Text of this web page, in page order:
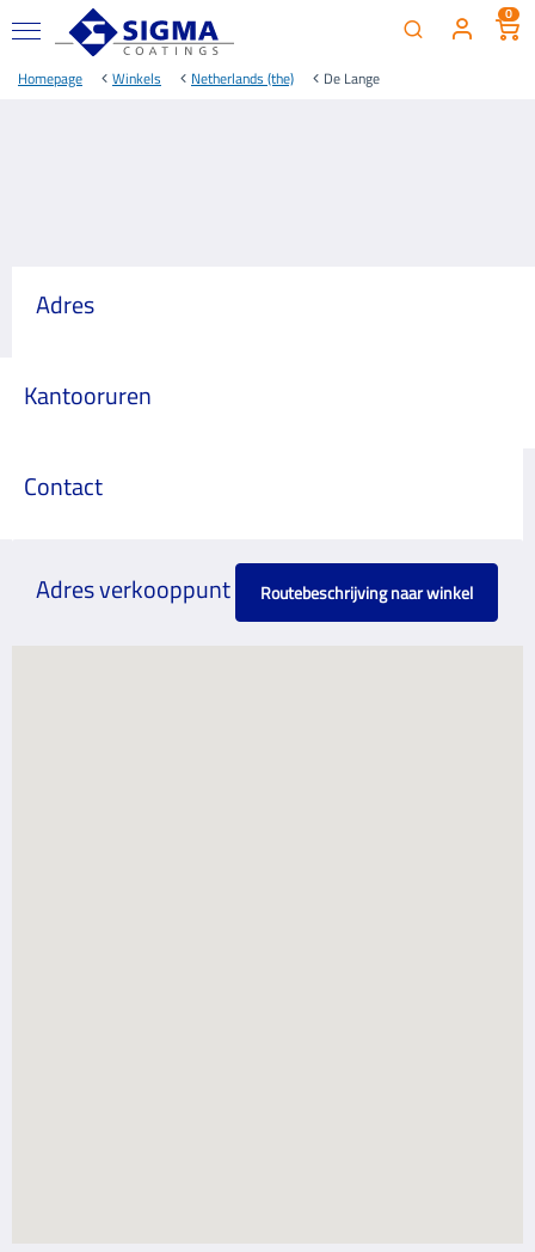
0
Homepage Winkels Netherlands (the) De Lange
Adres
Kantooruren
Contact
Adres verkooppunt Routebeschrijving naar winkel